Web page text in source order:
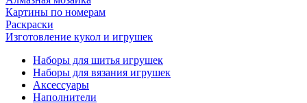
Картины по номерам
Раскраски
Изготовление кукол и игрушек
Наборы для шитья игрушек
Наборы для вязания игрушек
Аксессуары
Наполнители